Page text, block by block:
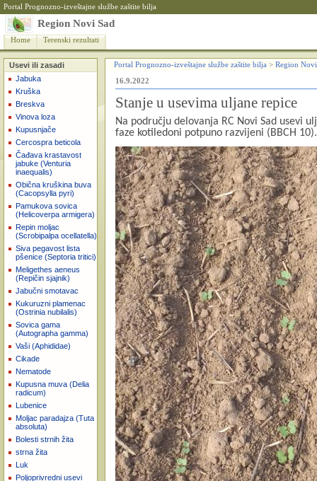
Portal Prognozno-izveštajne službe zaštite bilja
Region Novi Sad
Home Terenski rezultati
Usevi ili zasadi
Jabuka
Kruška
Breskva
Vinova loza
Kupusnjače
Cercospra beticola
Čađava krastavost
jabuke (Venturia
inaequalis)
Obična kruškina buva
(Cacopsylla pyri)
Pamukova sovica
(Helicoverpa armigera)
Repin moljac
(Scrobipalpa ocellatella)
Siva pegavost lista
pšenice (Septoria tritici)
Meligethes aeneus
(Repičin sjajnik)
Jabučni smotavac
Kukuruzni plamenac
(Ostrinia nubilalis)
Sovica gama
(Autographa gamma)
Vaši (Aphididae)
Cikade
Nematode
Kupusna muva (Delia
radicum)
Lubenice
Moljac paradajza (Tuta
absoluta)
Bolesti strnih žita
strna žita
Luk
Poljoprivredni usevi
Portal Prognozno-izveštajne službe zaštite bilja > Region
16.9.2022
Stanje u usevima uljane repice
Na području delovanja RC Novi Sad usevi
faze kotiledoni potpuno razvijeni (BBCH